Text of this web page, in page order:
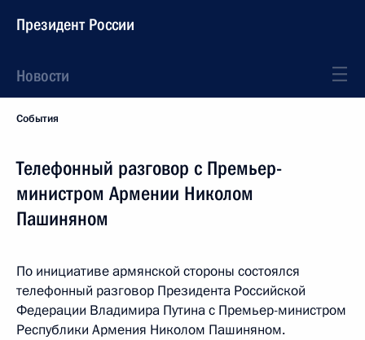
Президент России
Новости
События
Телефонный разговор с Премьер-
министром Армении Николом
Пашиняном
По инициативе армянской стороны состоялся
телефонный разговор Президента Российской
Федерации Владимира Путина с Премьер-министром
Республики Армения Николом Пашиняном.